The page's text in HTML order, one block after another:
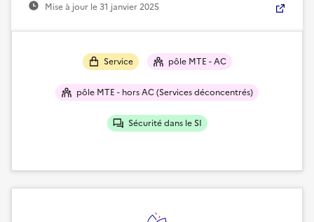
Mise à jour le31 janvier 2025
Service pôle MTE - AC
pôle MTE - hors AC (Services déconcentrés)
Sécurité dans le SI